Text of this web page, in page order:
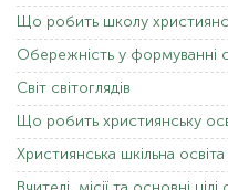
Що робить школу
Обережність у формуванні
Світ світоглядів
Що робить християнську
Християнська шкільна